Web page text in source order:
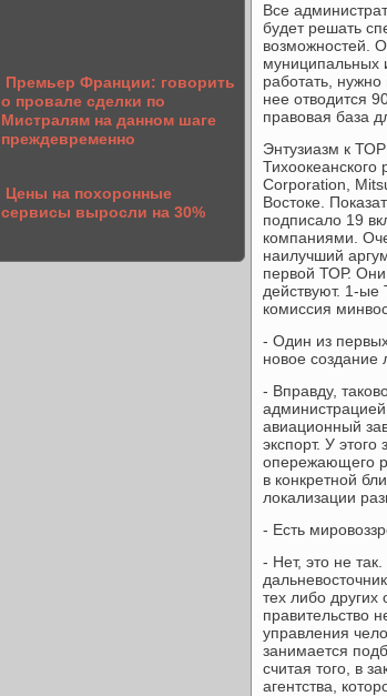
Премьер Франции: говорить
о провале сделки по
Мистралям на данном шаге
преждевременно
Цены на похоронные
сервисы выросли на 30%
Все
будет решать
возможностей.
муниципальных
работать,
нее отводится
правовая база
Энтузиазм к
Corporation,
Востоке.
подписало 19
компаниями.
наилучший
первой ТОР. Они
действуют. 1-ые
комиссия
- Один из
новое
- Вправду,
авиационный
экспорт. У
опережающего
в конкретной
локализации
- Есть
- Нет, это не
тех либо
правительство
управления
занимается
считая того, в
агентства,